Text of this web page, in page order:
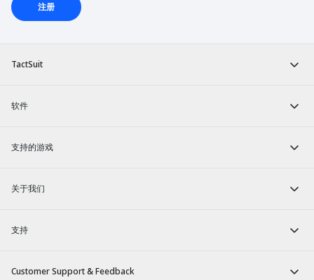
TactSuit
软件
支持的游戏
关于我们
支持
Customer Support & Feedback
注册